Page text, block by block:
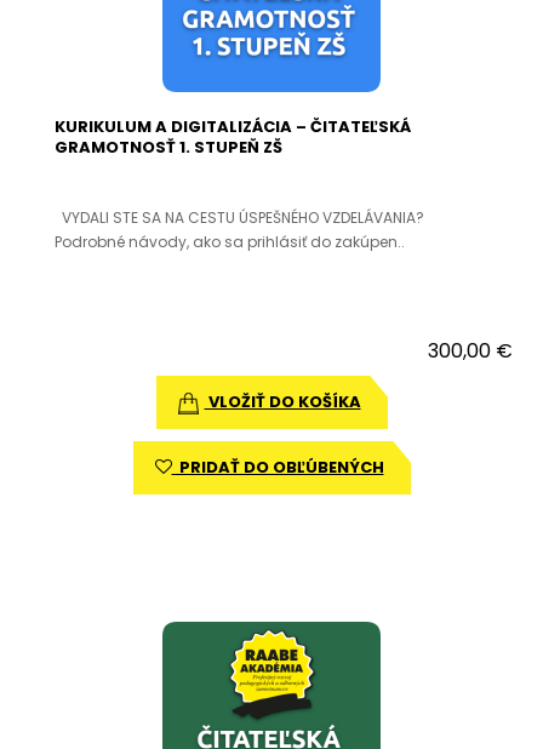
KURIKULUM A DIGITALIZÁCIA – ČITATEĽSKÁ
GRAMOTNOSŤ 1. STUPEŇ ZŠ
VYDALI STE SA NA CESTU ÚSPEŠNÉHO VZDELÁVANIA?
Podrobné návody, ako sa prihlásiť do zakúpen..
300,00 €
VLOŽIŤ DO KOŠÍKA
PRIDAŤ DO OBĽÚBENÝCH